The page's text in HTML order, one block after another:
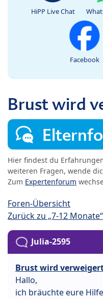
HiPP Live Chat
Facebook
Brust wird
Hier findest du
weiteren Fragen, wende
Zum Expertenforum
Foren-Übersicht
Zurück zu „7-12 Monate“
Julia-2595
Brust wird
Hallo,
ich bräuchte eure